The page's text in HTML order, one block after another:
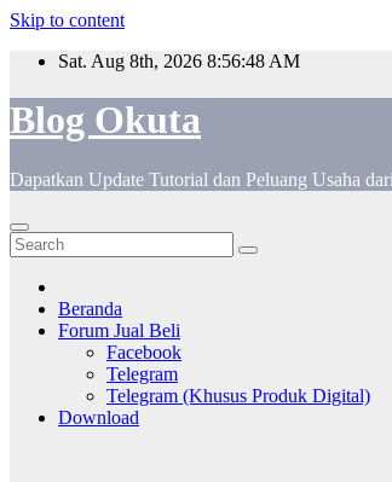
Skip to content
Sat. Aug 8th, 2026 8:56:49 AM
Blog Okuta
Dapatkan Update Tutorial dan Peluang Usaha
Beranda
Forum Jual Beli
Facebook
Telegram
Telegram (Khusus Produk Digital)
Download